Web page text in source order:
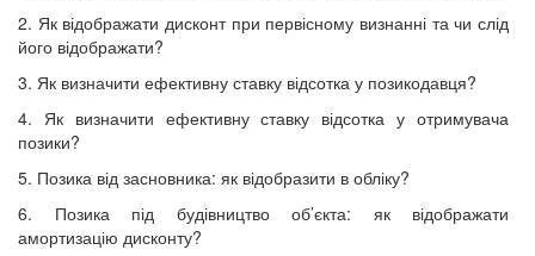
2. Як відображати дисконт при первісному визнанні та чи слід
його відображати?
3. Як визначити ефективну ставку відсотка у позикодавця?
4. Як визначити ефективну ставку відсотка у отримувача
позики?
5. Позика від засновника: як відобразити в обліку?
6. Позика під будівництво об’єкта: як відображати
амортизацію дисконту?